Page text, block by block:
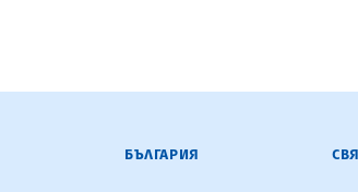
БЪЛГАРСКА
БЪЛГАРИЯ